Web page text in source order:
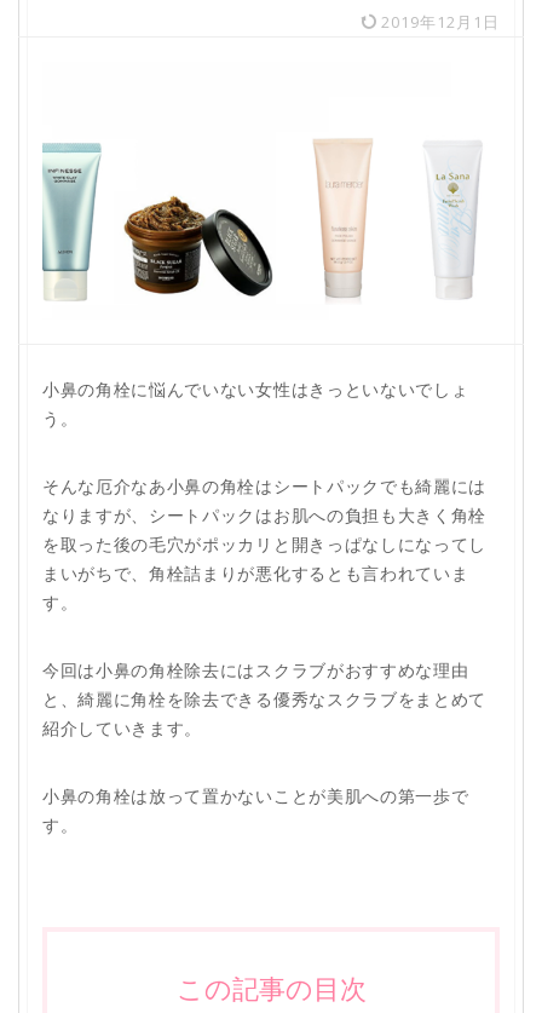
2019年12月1日
小鼻の角栓に悩んでいない女性はきっといないでしょ
う。
そんな厄介なあ小鼻の角栓はシートパックでも綺麗には
なりますが、シートパックはお肌への負担も大きく角栓
を取った後の毛穴がポッカリと開きっぱなしになってし
まいがちで、角栓詰まりが悪化するとも言われていま
す。
今回は小鼻の角栓除去にはスクラブがおすすめな理由
と、綺麗に角栓を除去できる優秀なスクラブをまとめて
紹介していきます。
小鼻の角栓は放って置かないことが美肌への第一歩で
す。
この記事の目次